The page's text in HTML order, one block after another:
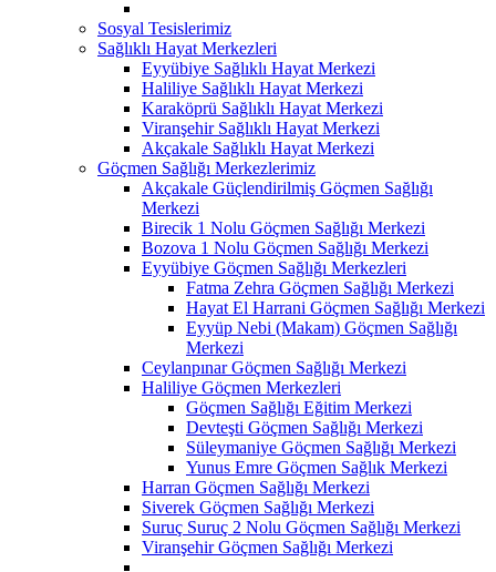
Sosyal Tesislerimiz
Sağlıklı Hayat Merkezleri
Eyyübiye Sağlıklı Hayat Merkezi
Haliliye Sağlıklı Hayat Merkezi
Karaköprü Sağlıklı Hayat Merkezi
Viranşehir Sağlıklı Hayat Merkezi
Akçakale Sağlıklı Hayat Merkezi
Göçmen Sağlığı Merkezlerimiz
Akçakale Güçlendirilmiş Göçmen Sağlığı
Merkezi
Birecik 1 Nolu Göçmen Sağlığı Merkezi
Bozova 1 Nolu Göçmen Sağlığı Merkezi
Eyyübiye Göçmen Sağlığı Merkezleri
Fatma Zehra Göçmen Sağlığı Merkezi
Hayat El Harrani Göçmen Sağlığı Merkezi
Eyyüp Nebi (Makam) Göçmen Sağlığı
Merkezi
Ceylanpınar Göçmen Sağlığı Merkezi
Haliliye Göçmen Merkezleri
Göçmen Sağlığı Eğitim Merkezi
Devteşti Göçmen Sağlığı Merkezi
Süleymaniye Göçmen Sağlığı Merkezi
Yunus Emre Göçmen Sağlık Merkezi
Harran Göçmen Sağlığı Merkezi
Siverek Göçmen Sağlığı Merkezi
Suruç Suruç 2 Nolu Göçmen Sağlığı Merkezi
Viranşehir Göçmen Sağlığı Merkezi